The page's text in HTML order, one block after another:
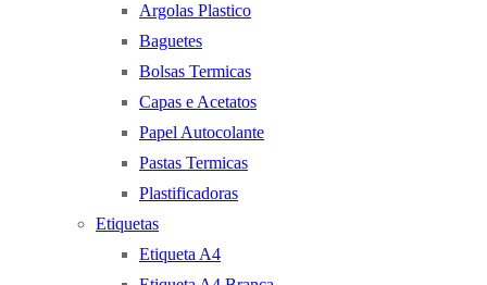
Argolas Plastico
Baguetes
Bolsas Termicas
Capas e Acetatos
Papel Autocolante
Pastas Termicas
Plastificadoras
Etiquetas
Etiqueta A4